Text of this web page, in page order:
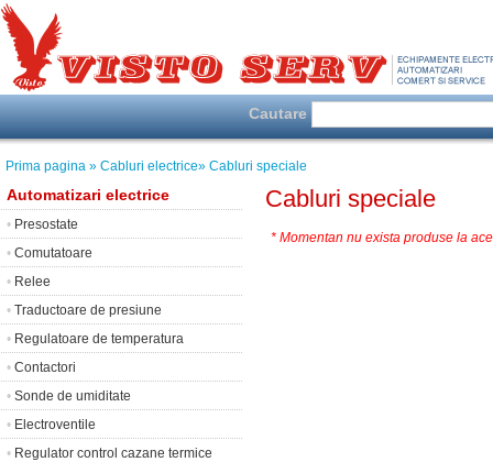
Cautare
Prima pagina » Cabluri electrice» Cabluri speciale
Automatizari electrice
• Presostate
• Comutatoare
• Relee
• Traductoare de presiune
• Regulatoare de temperatura
• Contactori
• Sonde de umiditate
• Electroventile
• Regulator control cazane termice
Cabluri speciale
* Momentan nu exista produse la